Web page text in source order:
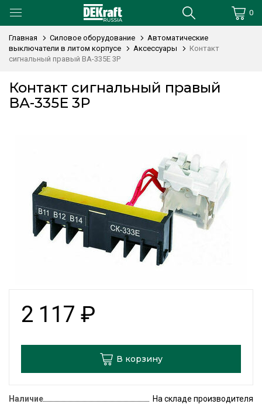
0
Главная Силовое оборудование
Автоматические
выключатели в литом корпусе
Аксессуары
Контакт
сигнальный правый ВА-335E 3P
Контакт сигнальный правый
ВА-335E 3P
2 117 ₽
В корзину
Наличие
На складе производителя